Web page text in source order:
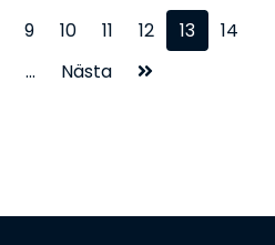
9 10 11 12 13
14
... Nästa